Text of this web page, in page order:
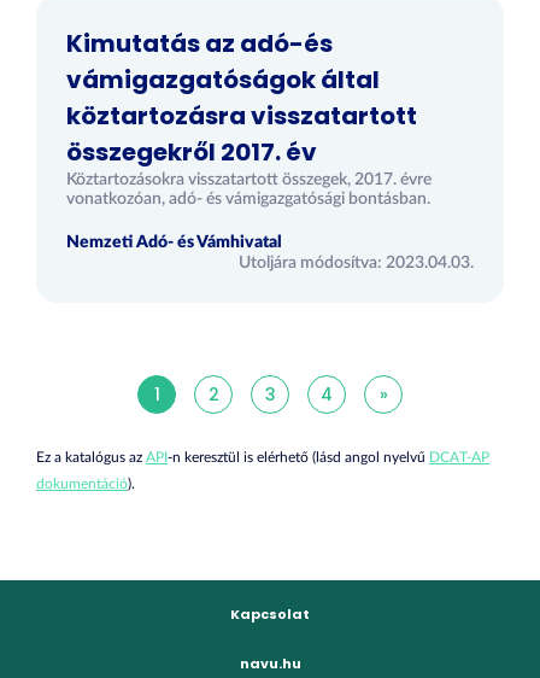
Kimutatás az adó-és
vámigazgatóságok által
köztartozásra visszatartott
összegekről 2017. év
Köztartozásokra visszatartott összegek, 2017. évre
vonatkozóan, adó- és vámigazgatósági bontásban.
Nemzeti Adó- és Vámhivatal
Utoljára módosítva: 2023.04.03.
1 2 3 4 »
Ez a katalógus az API-n keresztül is elérhető (lásd angol nyelvű DCAT-AP
dokumentáció).
Kapcsolat
navu.hu